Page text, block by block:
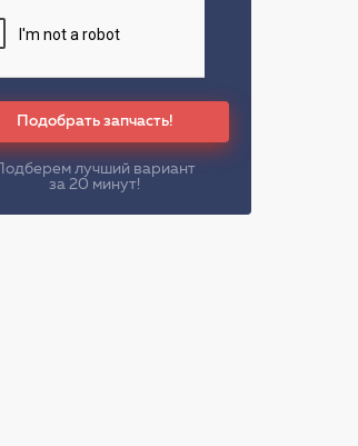
Подобрать запчасть!
Подберем лучший вариант
за 20 минут!